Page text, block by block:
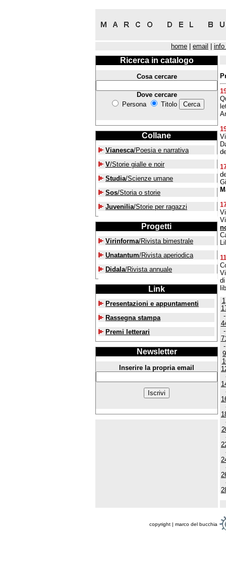
home email info
Ricerca in catalogo
Cosa cercare
Dove cercare
Persona
Titolo
Collane
Vianesca/Poesia e narrativa
V/Storie gialle e noir
Studia/Scienze umane
Sos/Storia o storie
Juvenilia/Storie per ragazzi
Progetti
Virinforma/Rivista bimestrale
Unatantum/Rivista aperiodica
Didala/Rivista annuale
Link
Presentazioni e appuntamenti
Rassegna stampa
Premi letterari
Newsletter
Inserire la propria email
1
copyright | marco del bucchia